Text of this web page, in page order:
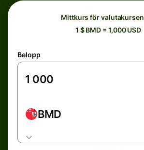
Mittkurs för valutakursen
1 $ BMD = 1,000 USD
Belopp
BMD